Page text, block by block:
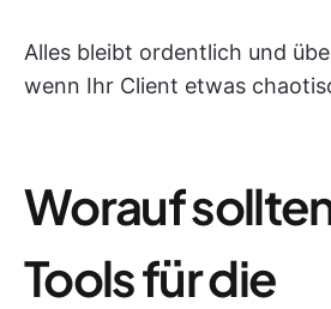
Alles bleibt ordentlich und
wenn Ihr Client etwas
Worauf
Tools für die